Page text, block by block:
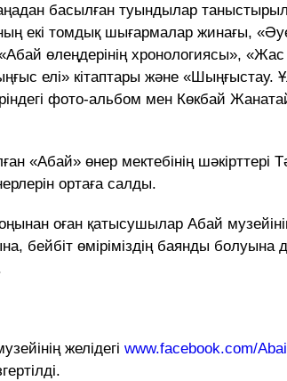
басылған туындылар
екі томдық шығармалар жинағы,
өлеңдерінің хронологиясы»,
елі» кітаптары және «Шыңғыстау.
фото-альбом мен Көкбай
«Абай» өнер мектебінің шәкірттері
ортаға салды.
оған қатысушылар Абай
бейбіт өміріміздің баянды болуына
желідегі www.facebook.com/